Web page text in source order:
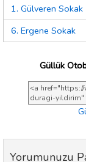
1. Gülveren Sokak
6. Ergene Sokak
Güllük
Yorumunuzu